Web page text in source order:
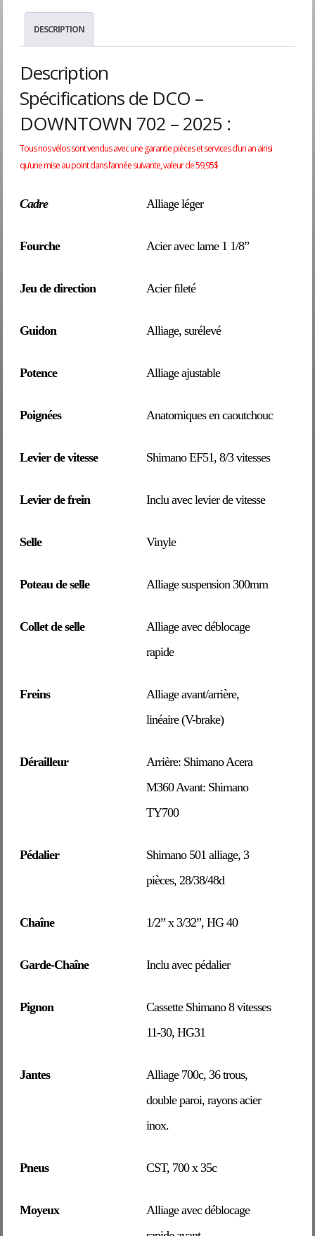
DESCRIPTION
Description
Spécifications de DCO –
DOWNTOWN 702 – 2025 :
Tous nos vélos sont vendus avec une garantie pièces et services d’un an ainsi
qu’une mise au point dans l’année suivante, valeur de 59,95$
Cadre Alliage léger
Fourche Acier avec lame 1 1/8”
Jeu de direction Acier fileté
Guidon Alliage, surélevé
Potence Alliage ajustable
Poignées Anatomiques en caoutchouc
Levier de vitesse Shimano EF51, 8/3 vitesses
Levier de frein Inclu avec levier de vitesse
Selle Vinyle
Poteau de selle Alliage suspension 300mm
Collet de selle
Alliage avec déblocage
rapide
Freins
Alliage avant/arrière,
linéaire (V-brake)
Dérailleur
Arrière: Shimano Acera
M360 Avant: Shimano
TY700
Pédalier
Shimano 501 alliage, 3
pièces, 28/38/48d
Chaîne 1/2” x 3/32”, HG 40
Garde-Chaîne Inclu avec pédalier
Pignon
Cassette Shimano 8 vitesses
11-30, HG31
Jantes
Alliage 700c, 36 trous,
double paroi, rayons acier
inox.
Pneus CST, 700 x 35c
Moyeux
Alliage avec déblocage